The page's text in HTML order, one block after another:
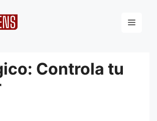
Menu
Controla tu